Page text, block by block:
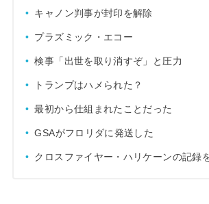
キャノン判事が封印を解除
プラズミック・エコー
検事「出世を取り消すぞ」と圧力
トランプはハメられた？
最初から仕組まれたことだった
GSAがフロリダに発送した
クロスファイヤー・ハリケーンの記録